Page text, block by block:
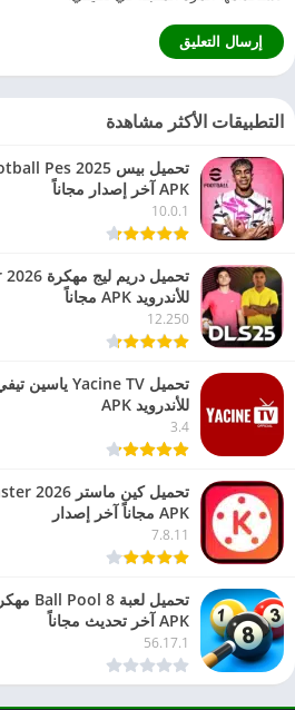
التطبيقات الأكثر مشاهدة
APK آخر إصدار مجاناً
10.0.1
للأندرويد APK مجاناً
12.250
للأندرويد APK
3.4
APK مجاناً آخر إصدار
7.8.11
APK آخر تحديث مجاناً
56.17.1